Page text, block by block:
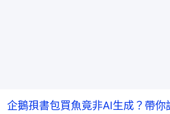
企鵝孭書包買魚竟非AI生成？帶